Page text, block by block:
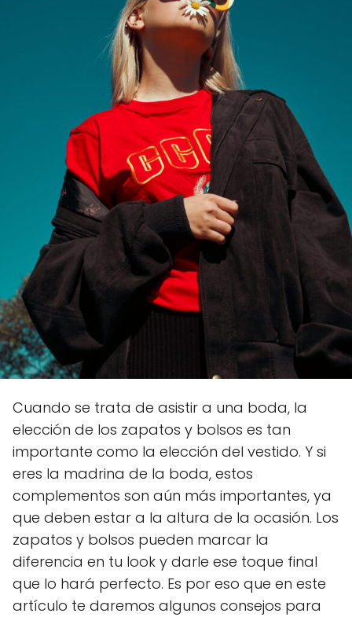
Cuando se trata de asistir a una boda, la
elección de los zapatos y bolsos es tan
importante como la elección del vestido. Y si
eres la madrina de la boda, estos
complementos son aún más importantes, ya
que deben estar a la altura de la ocasión. Los
zapatos y bolsos pueden marcar la
diferencia en tu look y darle ese toque final
que lo hará perfecto. Es por eso que en este
artículo te daremos algunos consejos para